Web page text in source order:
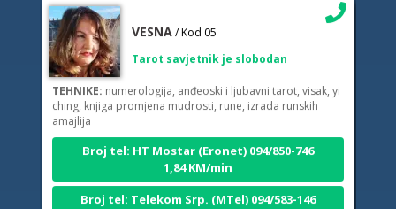
TEHNIKE:numerologija, anđeoski i ljubavni tarot, visak, yi
ching, knjiga promjena mudrosti, rune, izrada runskih
amajlija
Broj tel: HT Mostar (Eronet) 094/850-746
1,84 KM/min
Broj tel: Telekom Srp. (MTel) 094/583-146
2,45 KM/min